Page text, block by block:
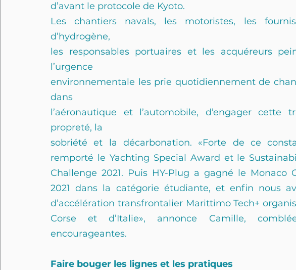
d’avant le protocole de Kyoto.
Les chantiers navals, les motoristes, les
d’hydrogène,
les responsables portuaires et les acquéreurs
l’urgence
environnementale les prie quotidiennement de
dans
l’aéronautique et l’automobile, d’engager cette
propreté, la
sobriété et la décarbonation. «Forte de ce
remporté le Yachting Special Award et le
Challenge 2021. Puis HY-Plug a gagné le Monaco
2021 dans la catégorie étudiante, et enfin nous
d’accélération transfrontalier Marittimo Tech+
Corse et d’Italie», annonce Camille,
encourageantes.
Faire bouger les lignes et les pratiques